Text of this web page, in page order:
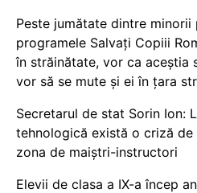
Peste jumătate dintre
programele Salvați Copiii
în străinătate, vor ca aceștia
vor să se mute și ei în țara
Secretarul de stat Sorin Ion:
tehnologică există o criză
zona de maiștri-instructori
Elevii de clasa a IX-a încep